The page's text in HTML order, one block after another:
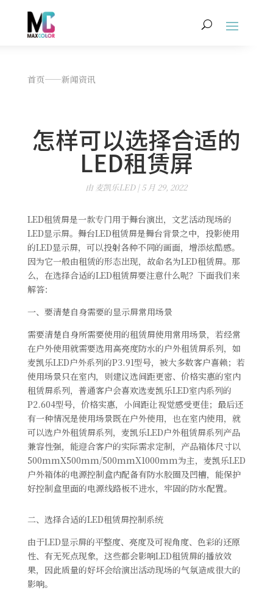
首页——新闻资讯
怎样可以选择合适的
LED租赁屏
由 麦凯乐LED|5 月 29, 2022
LED租赁屏是一款专门用于舞台演出，文艺活动现场的
LED显示屏。舞台LED租赁屏是舞台背景之中，投影使用
的LED显示屏，可以投射各种不同的画面，增添炫酷感。
因为它一般由租赁的形态出现，故命名为LED租赁屏。那
么，在选择合适的LED租赁屏要注意什么呢？下面我们来
解答：
一、要清楚自身需要的显示屏常用场景
需要清楚自身所需要使用的租赁屏使用常用场景，若经常
在户外使用就需要选用高亮度防水的户外租赁屏系列，如
麦凯乐LED户外系列的P3.91型号，被大多数客户喜赖；若
使用场景只在室内，则建议选间距更密、价格实惠的室内
租赁屏系列，普通客户会喜欢选麦凯乐LED室内系列的
P2.604型号，价格实惠，小间距让视觉感受更佳；最后还
有一种情况是使用场景既在户外使用，也在室内使用，就
可以选户外租赁屏系列，麦凯乐LED户外租赁屏系列产品
兼容性强，能迎合客户的实际需求定制，产品箱体尺寸以
500mmX500mm/500mmX1000mm为主，麦凯乐LED
户外箱体的电源控制盒内配备有防水胶圈及凹槽，能保护
好控制盒里面的电源线路板不进水，牢固的防水配置。
二、选择合适的LED租赁屏控制系统
由于LED显示屏的平整度、亮度及可视角度、色彩的还原
性、有无死点现象，这些都会影响LED租赁屏的播放效
果，因此质量的好坏会给演出活动现场的气氛造成很大的
影响。